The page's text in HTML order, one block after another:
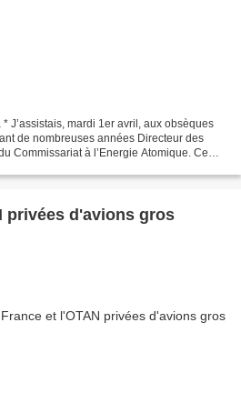
J’assistais, mardi 1er avril, aux obsèques
de nombreuses années Directeur des
Commissariat à l’Energie Atomique. Ce
privées d'avions gros